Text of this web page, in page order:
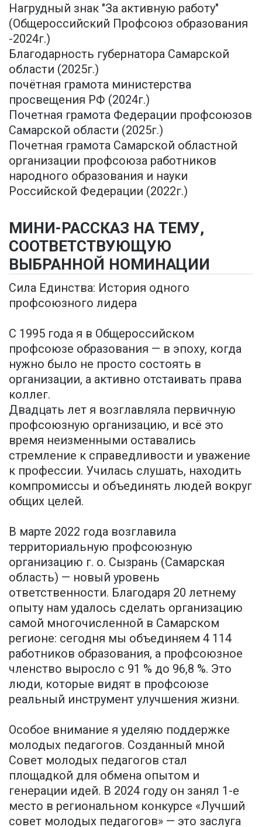
Нагрудный знак "За активную работу"
(Общероссийский Профсоюз образования
-2024г.)
Благодарность губернатора Самарской
области (2025г.)
почётная грамота министерства
просвещения РФ (2024г.)
Почетная грамота Федерации профсоюзов
Самарской области (2025г.)
Почетная грамота Самарской областной
организации профсоюза работников
народного образования и науки
Российской Федерации (2022г.)
МИНИ-РАССКАЗ НА ТЕМУ,
СООТВЕТСТВУЮЩУЮ
ВЫБРАННОЙ НОМИНАЦИИ
Сила Единства: История одного
профсоюзного лидера
С 1995 года я в Общероссийском
профсоюзе образования — в эпоху, когда
нужно было не просто состоять в
организации, а активно отстаивать права
коллег.
Двадцать лет я возглавляла первичную
профсоюзную организацию, и всё это
время неизменными оставались
стремление к справедливости и уважение
к профессии. Училась слушать, находить
компромиссы и объединять людей вокруг
общих целей.
В марте 2022 года возглавила
территориальную профсоюзную
организацию г. о. Сызрань (Самарская
область) — новый уровень
ответственности. Благодаря 20 летнему
опыту нам удалось сделать организацию
самой многочисленной в Самарском
регионе: сегодня мы объединяем 4 114
работников образования, а профсоюзное
членство выросло с 91 % до 96,8 %. Это
люди, которые видят в профсоюзе
реальный инструмент улучшения жизни.
Особое внимание я уделяю поддержке
молодых педагогов. Созданный мной
Совет молодых педагогов стал
площадкой для обмена опытом и
генерации идей. В 2024 году он занял 1-е
место в региональном конкурсе «Лучший
совет молодых педагогов» — это заслуга